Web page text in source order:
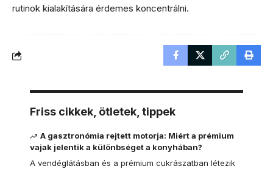
rutinok kialakítására érdemes koncentrálni.
Friss cikkek, ötletek, tippek
A gasztronómia rejtett motorja: Miért a prémium
vajak jelentik a különbséget a konyhában?
A vendéglátásban és a prémium cukrászatban létezik